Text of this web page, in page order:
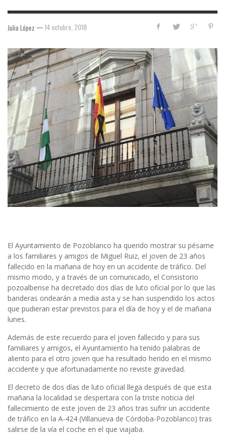
Julia López — 14 octubre, 2018
El Ayuntamiento de Pozoblanco ha querido mostrar su pésame
a los familiares y amigos de Miguel Ruiz, el joven de 23 años
fallecido en la mañana de hoy en un accidente de tráfico. Del
mismo modo, y a través de un comunicado, el Consistorio
pozoalbense ha decretado dos días de luto oficial por lo que las
banderas ondearán a media asta y se han suspendido los actos
que pudieran estar previstos para el día de hoy y el de mañana
lunes.
Además de este recuerdo para el joven fallecido y para sus
familiares y amigos, el Ayuntamiento ha tenido palabras de
aliento para el otro joven que ha resultado herido en el mismo
accidente y que afortunadamente no reviste gravedad.
El decreto de dos días de luto oficial llega después de que esta
mañana la localidad se despertara con la triste noticia del
fallecimiento de este joven de 23 años tras sufrir un accidente
de tráfico en la A-424 (Villanueva de Córdoba-Pozoblanco) tras
salirse de la vía el coche en el que viajaba.